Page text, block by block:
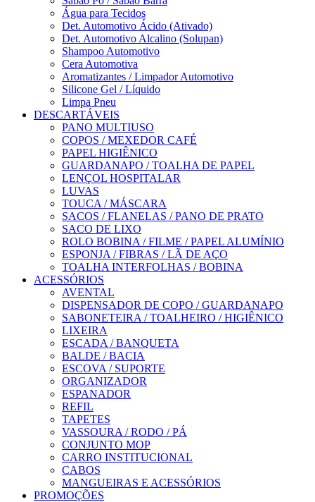
Água para Tecidos
Det. Automotivo Ácido (Ativado)
Det. Automotivo Alcalino (Solupan)
Shampoo Automotivo
Cera Automotiva
Aromatizantes / Limpador Automotivo
Silicone Gel / Líquido
Limpa Pneu
DESCARTÁVEIS
PANO MULTIUSO
COPOS / MEXEDOR CAFÉ
PAPEL HIGIÊNICO
GUARDANAPO / TOALHA DE PAPEL
LENÇOL HOSPITALAR
LUVAS
TOUCA / MÁSCARA
SACOS / FLANELAS / PANO DE PRATO
SACO DE LIXO
ROLO BOBINA / FILME / PAPEL ALUMÍNIO
ESPONJA / FIBRAS / LÃ DE AÇO
TOALHA INTERFOLHAS / BOBINA
ACESSÓRIOS
AVENTAL
DISPENSADOR DE COPO / GUARDANAPO
SABONETEIRA / TOALHEIRO / HIGIÊNICO
LIXEIRA
ESCADA / BANQUETA
BALDE / BACIA
ESCOVA / SUPORTE
ORGANIZADOR
ESPANADOR
REFIL
TAPETES
VASSOURA / RODO / PÁ
CONJUNTO MOP
CARRO INSTITUCIONAL
CABOS
MANGUEIRAS E ACESSÓRIOS
PROMOÇÕES